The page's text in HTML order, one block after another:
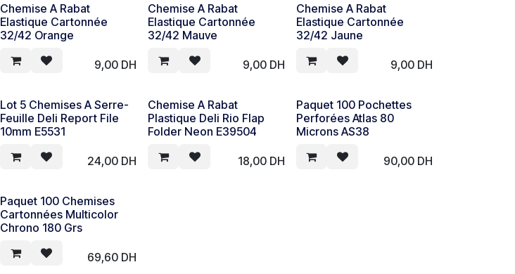
Chemise A Rabat
Elastique Cartonnée
32/42 Orange
9,00 DH
Chemise A Rabat
Elastique Cartonnée
32/42 Mauve
9,00DH
Chemise A Rabat
Elastique Cartonnée
32/42 Jaune
9,00DH
Lot 5 Chemises A Serre-
Feuille Deli Report File
10mm E5531
24,00 DH
Chemise A Rabat
Plastique Deli Rio Flap
Folder Neon E39504
18,00DH
Paquet 100 Pochettes
Perforées Atlas 80
Microns AS38
90,00DH
Paquet 100 Chemises
Cartonnées Multicolor
Chrono 180 Grs
69,60 DH